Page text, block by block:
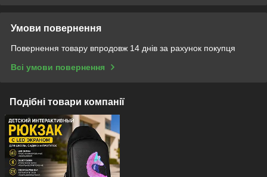
Умови повернення
Повернення товару впродовж 14 днів за рахунок покупця
Всі умови повернення
Подібні товари компанії